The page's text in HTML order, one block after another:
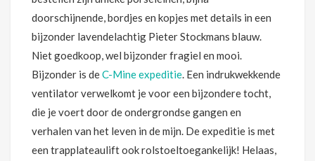
doorschijnende, bordjes en kopjes met details in een
bijzonder lavendelachtig Pieter Stockmans blauw.
Niet goedkoop, wel bijzonder fragiel en mooi.
Bijzonder is deC-Mine expeditie. Een indrukwekkende
ventilator verwelkomt je voor een bijzondere tocht,
die je voert door de ondergrondse gangen en
verhalen van het leven in de mijn. De expeditie is met
een trapplateaulift ook rolstoeltoegankelijk! Helaas,